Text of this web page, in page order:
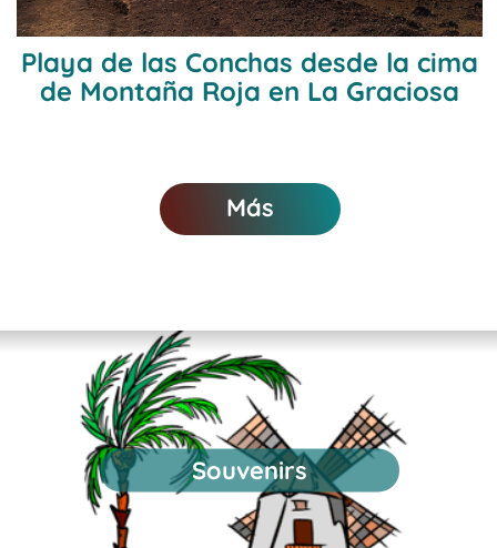
Playa de las Conchas desde la cima
de Montaña Roja en La Graciosa
Más
Souvenirs